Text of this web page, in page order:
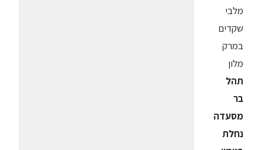
מלבי
שקדים
במרק
מלון
תהל
בר
מסעדה
נחלת